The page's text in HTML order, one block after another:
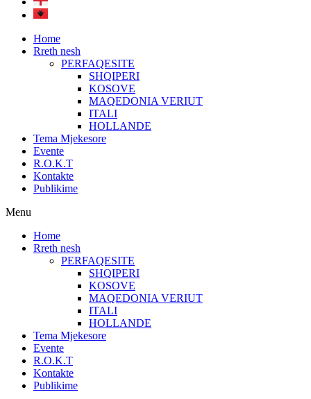
Home
Rreth nesh
PERFAQESITE
SHQIPERI
KOSOVE
MAQEDONIA VERIUT
ITALI
HOLLANDE
Tema Mjekesore
Evente
R.O.K.T
Kontakte
Publikime
Menu
Home
Rreth nesh
PERFAQESITE
SHQIPERI
KOSOVE
MAQEDONIA VERIUT
ITALI
HOLLANDE
Tema Mjekesore
Evente
R.O.K.T
Kontakte
Publikime